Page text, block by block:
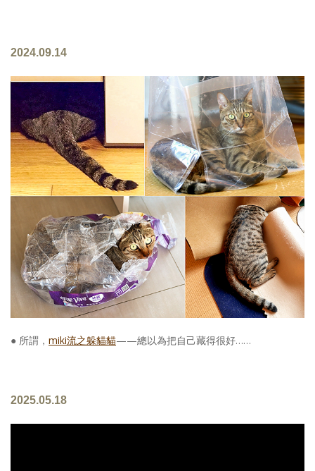
2024.09.14
● 所謂， miki流之躲貓貓——總以為把自己藏得很好……
2025.05.18